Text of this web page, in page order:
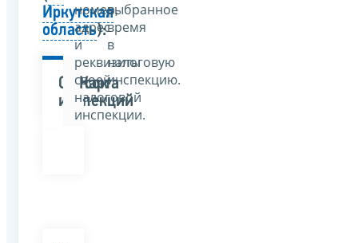
номер,
адрес
и
реквизиты
своей
налоговой
инспекции.
выбранное
время
в
налоговую
инспекцию.
Иркутская
область):
Список
инспекций
Карта